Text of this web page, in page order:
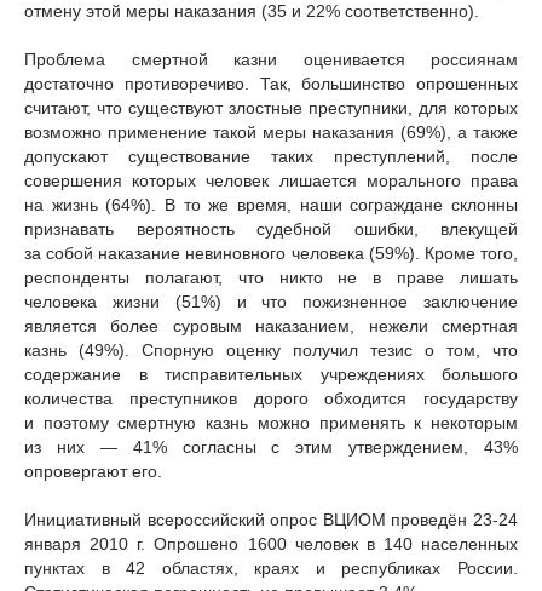
отмену этой меры наказания (35 и 22% соответственно).
Проблема смертной казни оценивается россиянам
достаточно противоречиво. Так, большинство опрошенных
считают, что существуют злостные преступники, для которых
возможно применение такой меры наказания (69%), а также
допускают существование таких преступлений, после
совершения которых человек лишается морального права
на жизнь (64%). В то же время, наши сограждане склонны
признавать вероятность судебной ошибки, влекущей
за собой наказание невиновного человека (59%). Кроме того,
респонденты полагают, что никто не в праве лишать
человека жизни (51%) и что пожизненное заключение
является более суровым наказанием, нежели смертная
казнь (49%). Спорную оценку получил тезис о том, что
содержание в тисправительных учреждениях большого
количества преступников дорого обходится государству
и поэтому смертную казнь можно применять к некоторым
из них — 41% согласны с этим утверждением, 43%
опровергают его.
Инициативный всероссийский опрос ВЦИОМ проведён 23-24
января 2010 г. Опрошено 1600 человек в 140 населенных
пунктах в 42 областях, краях и республиках России.